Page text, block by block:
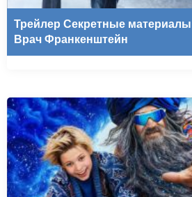
Трейлер Секретные
Врач Франкенштейн